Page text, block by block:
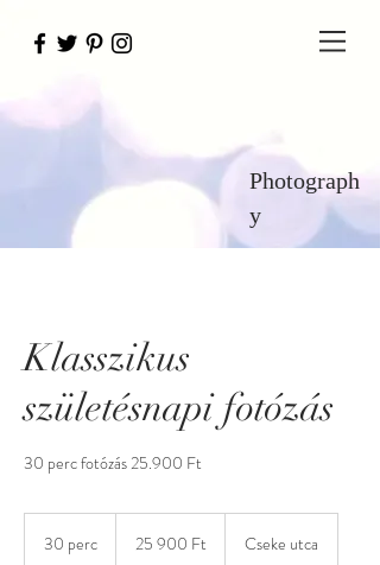
Photograph
y
Klasszikus
születésnapi fotózás
30 perc fotózás 25.900 Ft
30 perc
forint25 900 Ft Cseke utca